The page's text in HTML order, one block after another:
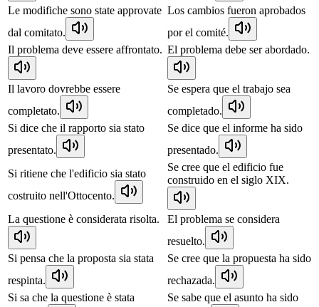
Le modifiche sono state approvate
dal comitato.
Los cambios fueron aprobados
por el comité.
Il problema deve essere affrontato. El problema debe ser abordado.
Il lavoro dovrebbe essere
completato.
Se espera que el trabajo sea
completado.
Si dice che il rapporto sia stato
presentato.
Se dice que el informe ha sido
presentado.
Si ritiene che l'edificio sia stato
costruito nell'Ottocento.
Se cree que el edificio fue
construido en el siglo XIX.
La questione è considerata risolta.
El problema se considera
resuelto.
Si pensa che la proposta sia stata
respinta.
Se cree que la propuesta ha sido
rechazada.
Si sa che la questione è stata
Se sabe que el asunto ha sido